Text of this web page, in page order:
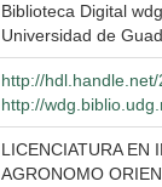
Biblioteca Digital
Universidad de
http://
http://
LICENCIATURA EN
AGRONOMO